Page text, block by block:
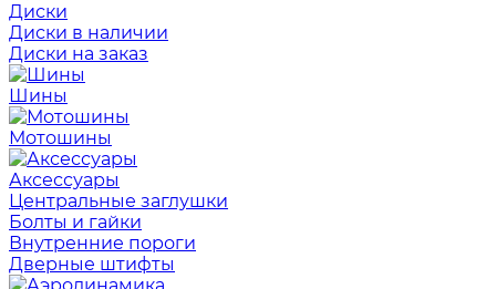
Диски
Диски в наличии
Диски на заказ
Шины
Мотошины
Аксессуары
Центральные заглушки
Болты и гайки
Внутренние пороги
Дверные штифты